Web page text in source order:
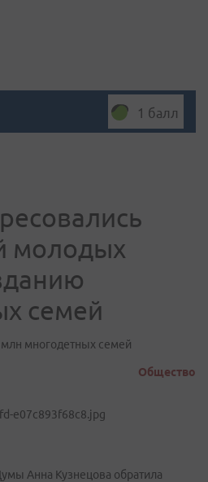
1 балл
молодых
семей
млн многодетных семей
Общество
Анна Кузнецова обратила